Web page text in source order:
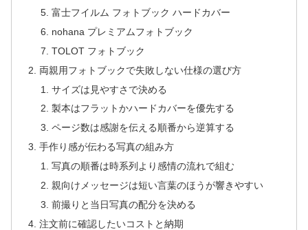
富士フイルム フォトブック ハードカバー
nohana プレミアムフォトブック
TOLOT フォトブック
両親用フォトブックで失敗しない仕様の選び方
サイズは見やすさで決める
製本はフラットかハードカバーを優先する
ページ数は感謝を伝える順番から逆算する
手作り感が伝わる写真の組み方
写真の順番は時系列より感情の流れで組む
親向けメッセージは短い言葉のほうが響きやすい
前撮りと当日写真の配分を決める
注文前に確認したいコストと納期